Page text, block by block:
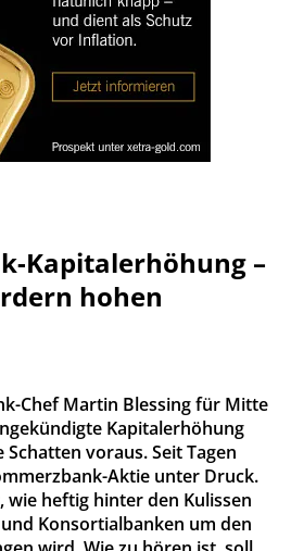
Kapitalerhöhung –
hohen
Chef Martin Blessing für Mitte
Kapitalerhöhung
voraus. Seit Tagen
Aktie unter Druck.
wie heftig hinter den Kulissen
Konsortialbanken um den